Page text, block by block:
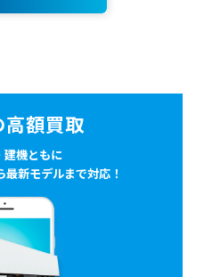
額買取
建機ともに
新モデルまで対応！